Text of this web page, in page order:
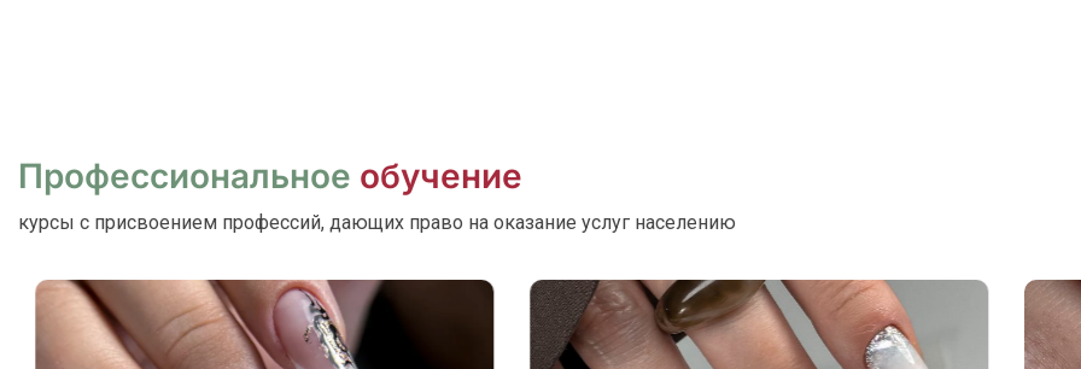
Профессиональное обучение
курсы с присвоением профессий, дающих право на оказание услуг населению